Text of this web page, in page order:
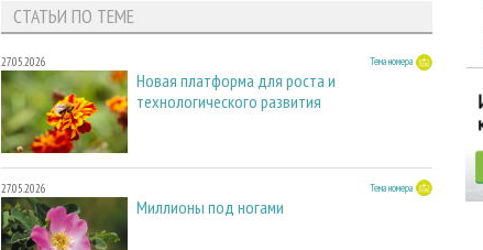
СТАТЬИ ПО ТЕМЕ
27.05.2026 Тема номера
Новая платформа для роста и
технологического развития
27.05.2026 Тема номера
Миллионы под ногами